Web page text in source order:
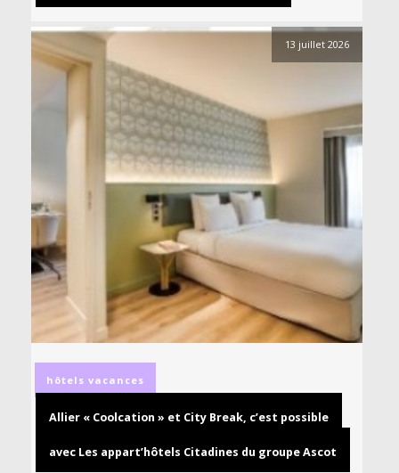
13 juillet 2026
hôtels vacances
Allier « Coolcation » et City Break, c’est possible
avec Les appart’hôtels Citadines du groupe Ascot